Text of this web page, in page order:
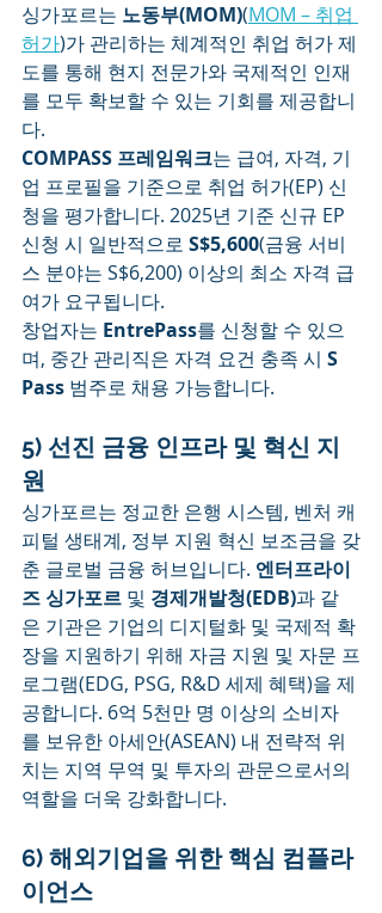
싱가포르는 노동부(MOM)(MOM – 취업
허가)가 관리하는 체계적인 취업 허가 제
도를 통해 현지 전문가와 국제적인 인재
를 모두 확보할 수 있는 기회를 제공합니
다.
COMPASS 프레임워크는 급여, 자격, 기
업 프로필을 기준으로 취업 허가(EP) 신
청을 평가합니다. 2025년 기준 신규 EP
신청 시 일반적으로 S$5,600(금융 서비
스 분야는 S$6,200) 이상의 최소 자격 급
여가 요구됩니다.
창업자는 EntrePass를 신청할 수 있으
며, 중간 관리직은 자격 요건 충족 시 S
Pass 범주로 채용 가능합니다.
5) 선진 금융 인프라 및 혁신 지
원
싱가포르는 정교한 은행 시스템, 벤처 캐
피털 생태계, 정부 지원 혁신 보조금을 갖
춘 글로벌 금융 허브입니다. 엔터프라이
즈 싱가포르 및 경제개발청(EDB)과 같
은 기관은 기업의 디지털화 및 국제적 확
장을 지원하기 위해 자금 지원 및 자문 프
로그램(EDG, PSG, R&D 세제 혜택)을 제
공합니다. 6억 5천만 명 이상의 소비자
를 보유한 아세안(ASEAN) 내 전략적 위
치는 지역 무역 및 투자의 관문으로서의
역할을 더욱 강화합니다.
6) 해외기업을 위한 핵심 컴플라
이언스